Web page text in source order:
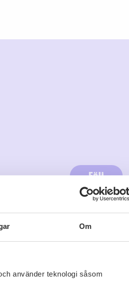
Om
använder teknologi såsom
Följ
Logga in för att följa